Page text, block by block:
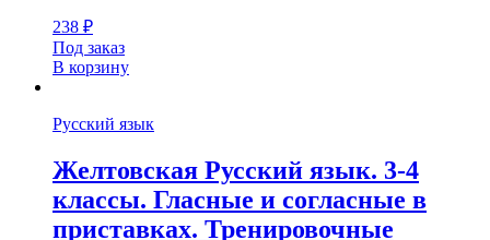
238 ₽
Под заказ
В корзину
Русский язык
Желтовская Русский язык. 3-4
классы. Гласные и согласные в
приставках. Тренировочные